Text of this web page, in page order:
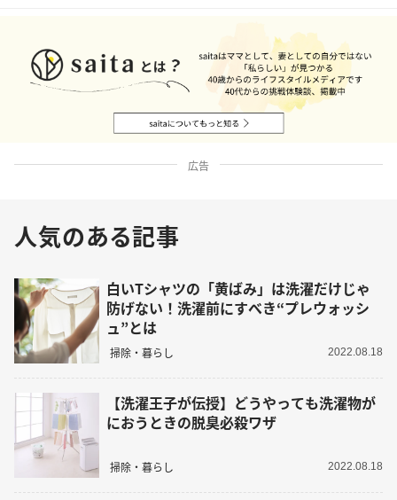
広告
人気のある記事
白いTシャツの「黄ばみ」は洗濯だけじゃ
防げない！洗濯前にすべき“プレウォッシ
ュ”とは
掃除・暮らし 2022.08.18
【洗濯王子が伝授】どうやっても洗濯物が
におうときの脱臭必殺ワザ
掃除・暮らし 2022.08.18